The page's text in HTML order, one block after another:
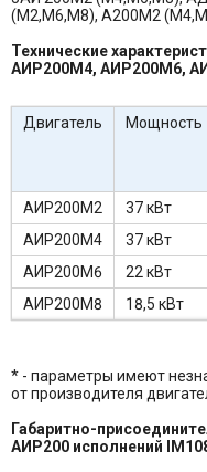
(М2,М6,М8), А200М2
Технические
АИР200М4, АИР200М6,
Двигатель Мощность
АИР200М2 37 кВт
АИР200М4
37 кВт
АИР200М6
22 кВт
АИР200М8
18,5 кВт
* - параметры имеют
от производителя
Габаритно-
АИР200 исполнений